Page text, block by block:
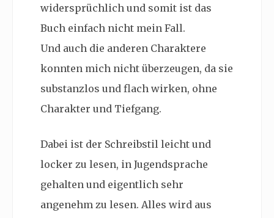
widersprüchlich und somit ist das
Buch einfach nicht mein Fall.
Und auch die anderen Charaktere
konnten mich nicht überzeugen, da sie
substanzlos und flach wirken, ohne
Charakter und Tiefgang.
Dabei ist der Schreibstil leicht und
locker zu lesen, in Jugendsprache
gehalten und eigentlich sehr
angenehm zu lesen. Alles wird aus